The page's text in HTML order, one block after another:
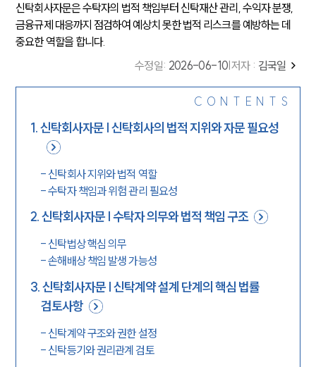
신탁회사자문은 수탁자의 법적 책임부터 신탁재산 관리, 수익자 분쟁,
금융규제 대응까지 점검하여 예상치 못한 법적 리스크를 예방하는 데
중요한 역할을 합니다.
수정일: 2026-06-10 저자 : 김국일
CONTENTS
1.신탁회사자문 | 신탁회사의 법적 지위와 자문 필요성
-신탁회사 지위와 법적 역할
-수탁자 책임과 위험 관리 필요성
2.신탁회사자문 | 수탁자 의무와 법적 책임 구조
-신탁법상 핵심 의무
-손해배상 책임 발생 가능성
3.신탁회사자문 | 신탁계약 설계 단계의 핵심 법률
검토사항
-신탁계약 구조와 권한 설정
-신탁등기와 권리관계 검토